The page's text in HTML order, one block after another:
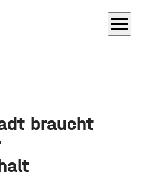
menu
braucht